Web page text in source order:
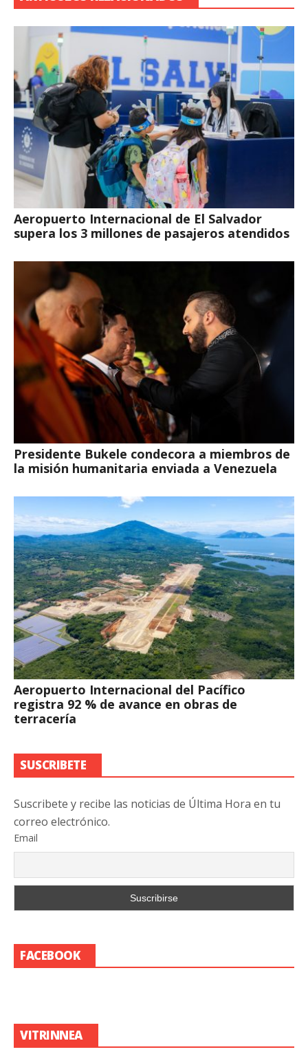
Aeropuerto Internacional de El Salvador
supera los 3 millones de pasajeros atendidos
Presidente Bukele condecora a miembros de
la misión humanitaria enviada a Venezuela
Aeropuerto Internacional del Pacífico
registra 92 % de avance en obras de
terracería
SUSCRIBETE
Suscribete y recibe las noticias de Última Hora en tu
correo electrónico.
Email
FACEBOOK
VITRINNEA